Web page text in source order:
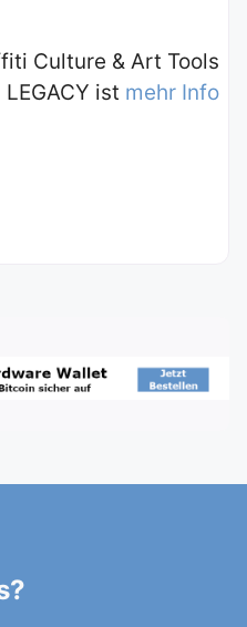
Culture & Art Tools
LEGACY ist mehr Info